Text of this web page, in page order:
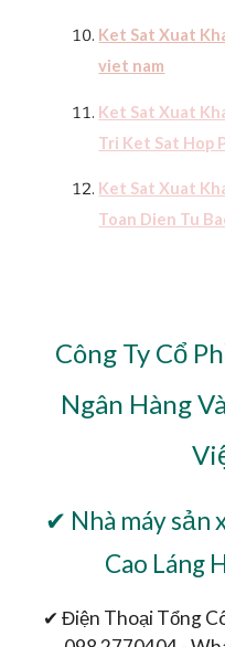
Ket Sat Xuat
viet nam
Ket Sat Xuat
Tri Ket Sat Hop
Ket Sat Xuat
Toan Dien Tu
Công Ty Cổ
Ngân Hàng
✔ Nhà máy sản
Cao Láng
✔ Điện Thoại Tổng